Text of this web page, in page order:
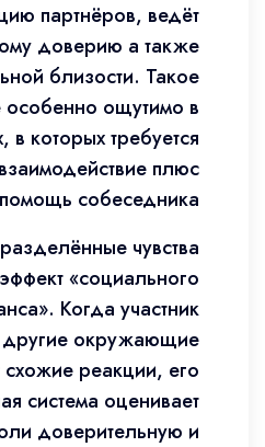
партнёров, ведёт
доверию а также
близости. Такое
особенно ощутимо в
в которых требуется
плюс
собеседника.
чувства
«социального
Когда участник
другие окружающие
схожие реакции, его
система оценивает
доверительную и